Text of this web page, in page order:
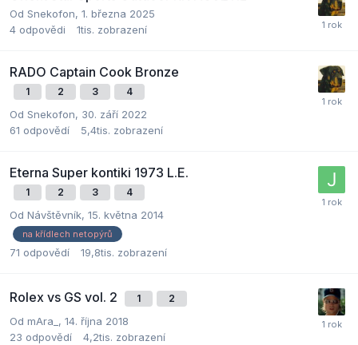
Od Snekofon, 1. března 2025
4 odpovědi 1tis. zobrazení
RADO Captain Cook Bronze
1 2 3 4
Od Snekofon, 30. září 2022
61 odpovědí 5,4tis. zobrazení
Eterna Super kontiki 1973 L.E.
1 2 3 4
Od Návštěvník, 15. května 2014
na křídlech netopýrů
71 odpovědí 19,8tis. zobrazení
Rolex vs GS vol. 2 1 2
Od mAra_ , 14. října 2018
23 odpovědí 4,2tis. zobrazení